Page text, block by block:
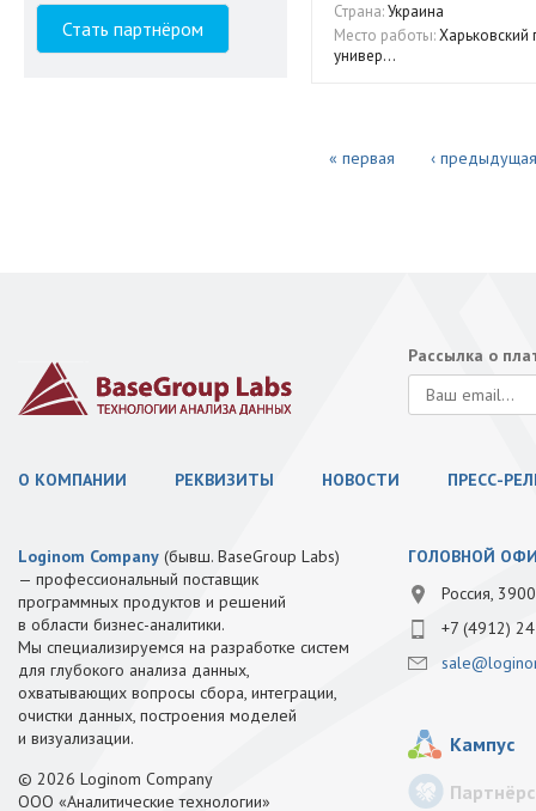
Стать партнёром
Страна:Украина
Место работы:Харьковский
универ...
« первая ‹ предыдущая
Рассылка о
О КОМПАНИИ РЕКВИЗИТЫ НОВОСТИ ПРЕСС-
Loginom Company (бывш. BaseGroup Labs)
— профессиональный поставщик
программных продуктов и решений
в области бизнес-аналитики.
Мы специализируемся на разработке систем
для глубокого анализа данных,
охватывающих вопросы сбора, интеграции,
очистки данных, построения моделей
и визуализации.
© 2026 Loginom Company
ООО «Аналитические технологии»
ГОЛОВНОЙ
Россия,
+7 (4912)
Кампус